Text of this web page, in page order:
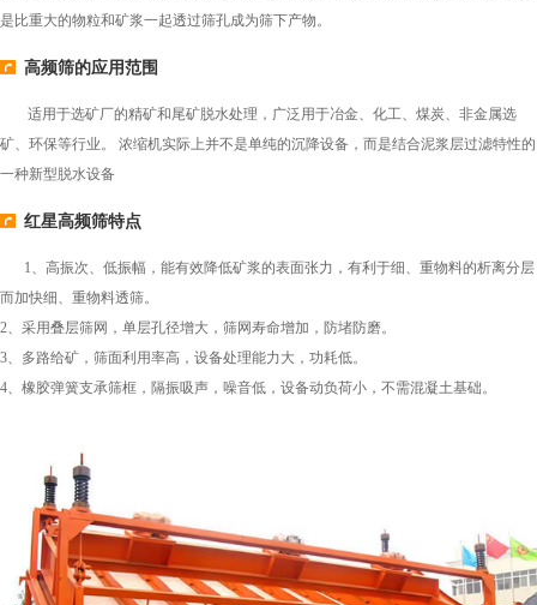
是比重大的物粒和矿浆一起透过筛孔成为筛下产物。
高频筛的应用范围
适用于选矿厂的精矿和尾矿脱水处理，广泛用于冶金、化工、煤炭、非金属选
矿、环保等行业。 浓缩机实际上并不是单纯的沉降设备，而是结合泥浆层过滤特性的
一种新型脱水设备
红星高频筛特点
1、高振次、低振幅，能有效降低矿浆的表面张力，有利于细、重物料的析离分层
而加快细、重物料透筛。
2、采用叠层筛网，单层孔径增大，筛网寿命增加，防堵防磨。
3、多路给矿，筛面利用率高，设备处理能力大，功耗低。
4、橡胶弹簧支承筛框，隔振吸声，噪音低，设备动负荷小，不需混凝土基础。